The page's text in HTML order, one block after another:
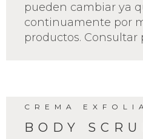
pueden cambiar ya
continuamente por
productos. Consultar
CREMA
BODY